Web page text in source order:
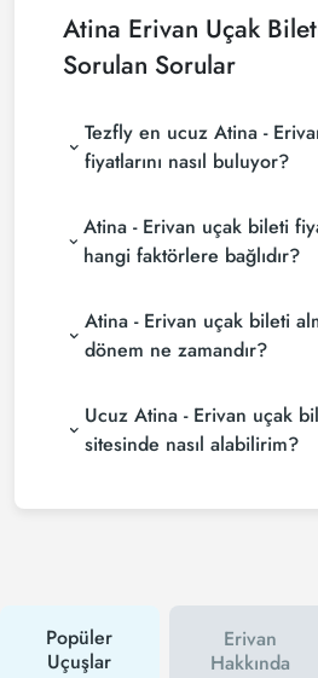
Atina Erivan Uçak
Sorulan Sorular
Tezfly en ucuz Atina -
fiyatlarını nasıl buluyor?
bulmak için tur operatörleri,
siteleri (konsolidatörler) ve
sitesini aramaktadır. Tezfly
Atina - Erivan uçak biletlerini
ve un uygun biletini seçebilirsin.
Atina - Erivan uçak bileti
hangi faktörlere bağlıdır?
seyahat tarihlerinize, bilet
yapılan döneme göre
Atina - Erivan uçak bileti
dönem ne zamandır?
rezervasyonuzu son dakikaya
Erivan uçak biletinizi en az 2
Ucuz Atina - Erivan uçak
sitesinde nasıl alabilirim?
haber bültenine üye olabilir
alabilirsiniz.
Popüler
Uçuşlar
Erivan
Hakkında